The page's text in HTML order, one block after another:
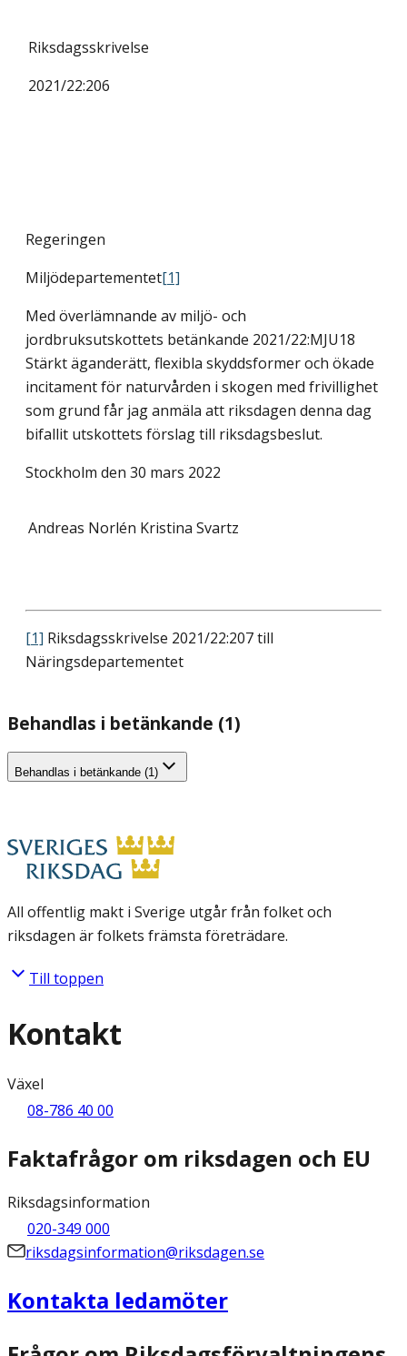
Riksdagsskrivelse
2021/22:206
Regeringen
Miljödepartementet[1]
Med överlämnande av miljö- och
jordbruksutskottets betänkande 2021/22:MJU18
Stärkt äganderätt, flexibla skyddsformer och ökade
incitament för naturvården i skogen med frivillighet
som grund får jag anmäla att riksdagen denna dag
bifallit utskottets förslag till riksdagsbeslut.
Stockholm den 30 mars 2022
Andreas Norlén Kristina Svartz
[1] Riksdagsskrivelse 2021/22:207 till
Näringsdepartementet
Behandlas i betänkande (1)
Behandlas i betänkande (1)
All offentlig makt i Sverige utgår från folket och
riksdagen är folkets främsta företrädare.
Till toppen
Kontakt
Växel
08-786 40 00
Faktafrågor om riksdagen och EU
Riksdagsinformation
020-349 000
riksdagsinformation@riksdagen.se
Kontakta ledamöter